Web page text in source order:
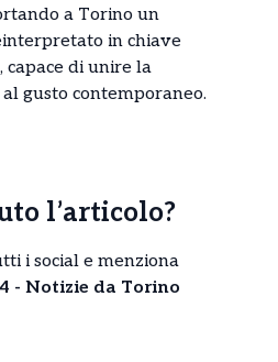
a Torino un
in chiave
capace di unire la
gusto contemporaneo.
l’articolo?
i social e menziona
- Notizie da Torino